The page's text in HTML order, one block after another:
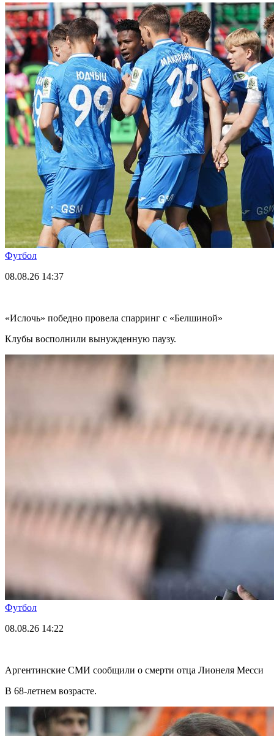
Футбол
08.08.26 14:37
«Ислочь» победно провела спарринг с «Белшиной»
Клубы восполнили вынужденную паузу.
Футбол
08.08.26 14:22
Аргентинские СМИ сообщили о смерти отца Лионеля Месси
В 68-летнем возрасте.